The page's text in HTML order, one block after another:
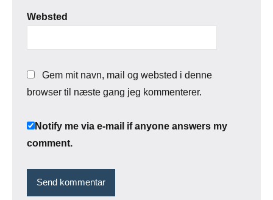
Websted
Gem mit navn, mail og websted i denne
browser til næste gang jeg kommenterer.
Notify me via e-mail if anyone answers my
comment.